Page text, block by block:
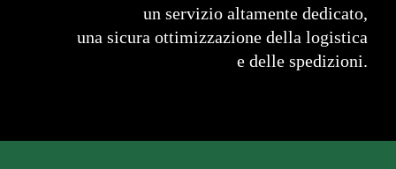
un servizio altamente dedicato,
una sicura ottimizzazione della logistica
e delle spedizioni.